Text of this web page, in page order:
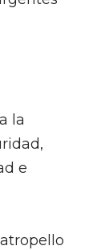
la
e